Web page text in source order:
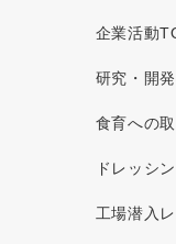
企業活動
研究・開
食育への
ドレッシ
工場潜入